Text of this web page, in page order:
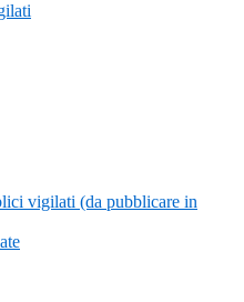
vigilati (da pubblicare in